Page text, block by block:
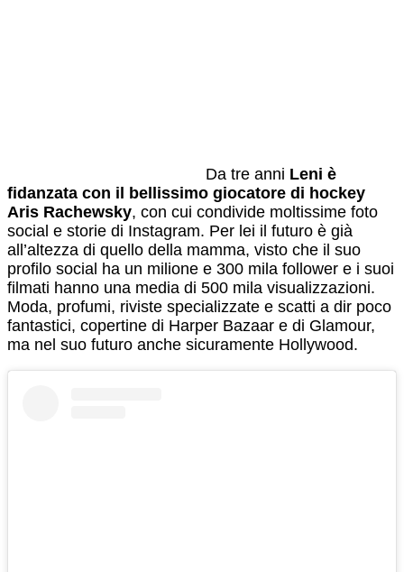
Da tre anni Leni è
fidanzata con il bellissimo giocatore di hockey
Aris Rachewsky, con cui condivide moltissime foto
social e storie di Instagram. Per lei il futuro è già
all’altezza di quello della mamma, visto che il suo
profilo social ha un milione e 300 mila follower e i suoi
filmati hanno una media di 500 mila visualizzazioni.
Moda, profumi, riviste specializzate e scatti a dir poco
fantastici, copertine di Harper Bazaar e di Glamour,
ma nel suo futuro anche sicuramente Hollywood.